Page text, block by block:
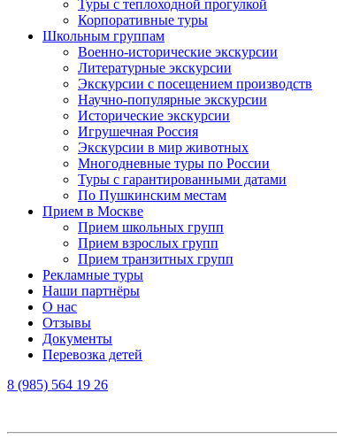
Туры с теплоходной прогулкой
Корпоративные туры
Школьным группам
Военно-исторические экскурсии
Литературные экскурсии
Экскурсии с посещением производств
Научно-популярные экскурсии
Исторические экскурсии
Игрушечная Россия
Экскурсии в мир животных
Многодневные туры по России
Туры с гарантированными датами
По Пушкинским местам
Прием в Москве
Прием школьных групп
Прием взрослых групп
Прием транзитных групп
Рекламные туры
Наши партнёры
О нас
Отзывы
Документы
Перевозка детей
8 (985) 564 19 26